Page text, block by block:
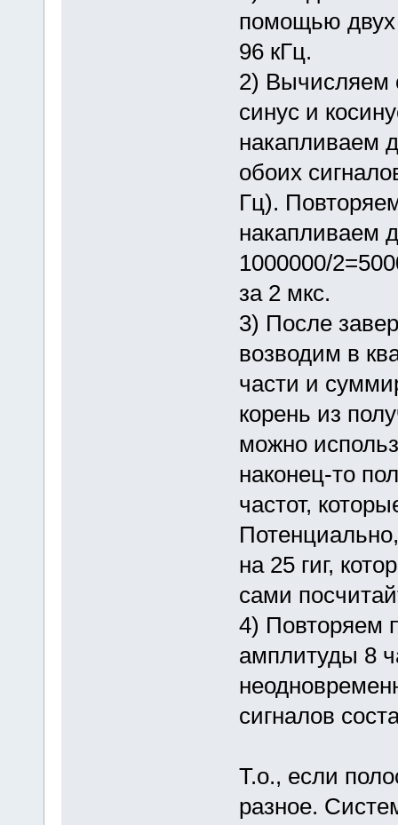
помощью
96 кГц.
2) Вычисляем
синус и
накапливаем
обоих
Гц).
накапливаем
1000000/
за 2 мкс.
3) После
возводим в
части и
корень из
можно
наконец-то
частот,
на 25 гиг,
сами
4) Повторяем
амплитуды 8
сигналов
Т.о., если
разное.